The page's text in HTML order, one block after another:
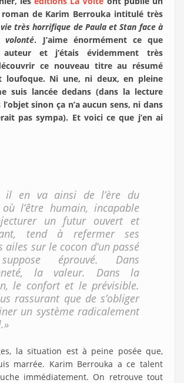
de Karim Berrouka intitulé très
très horrifique de Paula et Stan face à
volonté. J’aime énormément ce que
et j’étais évidemment très
ce nouveau titre au résumé
loufoque. Ni une, ni deux, en pleine
suis lancée dedans (dans la lecture
sinon ça n’a aucun sens, ni dans
pas sympa). Et voici ce que j’en ai
il en va ainsi de l’ère du
l’être humain, incapable
un futur ouvert et
tend à refermer ses
ailes sur le cocon d’un passé
éprouvé. Dans
la valeur. Dans la
le confort et le prévisible.
rassurant que de s’obliger
un système radicalement
la situation est à peine posée que,
marrée. Karim Berrouka a ce talent
immédiatement. On retrouve tout